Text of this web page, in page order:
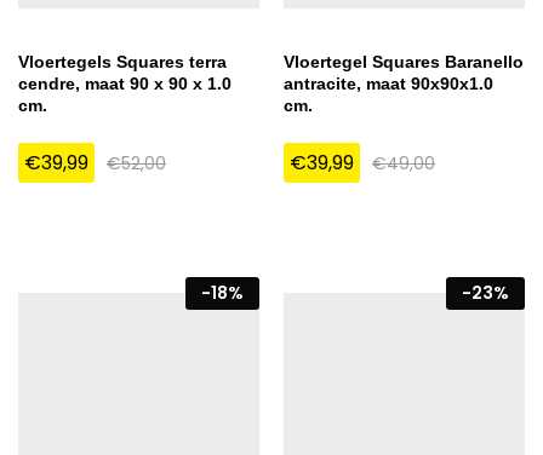
Vloertegels Squares terra
cendre, maat 90 x 90 x 1.0
cm.
€39,99 €52,00
Vloertegel Squares Baranello
antracite, maat 90x90x1.0
cm.
€39,99 €49,00
-18% -23%